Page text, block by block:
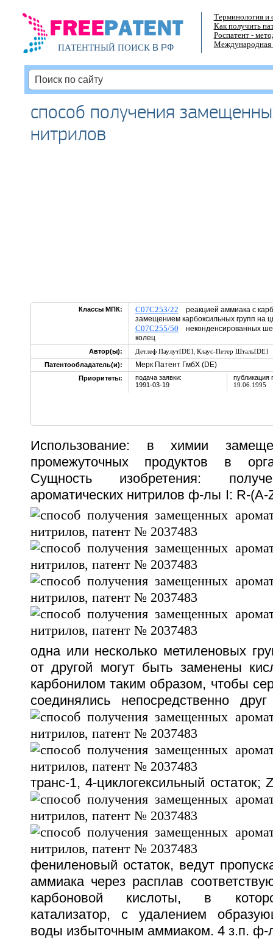
ПАТЕНТНЫЙ ПОИСКВ РФ
Терминология и
Как получить
Роспатент -
Международная
способ получения
нитрилов
Классы МПК: C07C253/22 реакцией аммиака с
замещением карбоксильных групп на
C07C255/50 неконденсированных
колец
Автор(ы): Детлеф Паулут[DE], Клаус-Петер Шталь[DE]
Патентообладатель(и):
Мерк Патент ГмбХ (DE)
Приоритеты:
подача заявки:
1991-03-19
публикация
19.06.1995
Использование: в химии
промежуточных продуктов в
Сущность изобретения:
ароматических нитрилов ф-лы I: R-(A-
одна или несколько метиленовых
от другой могут быть заменены
карбонилом таким образом, чтобы
соединялись непосредственно
транс-1, 4-циклогексильный остаток;
фениленовый остаток, ведут
аммиака через расплав
карбоновой кислоты, в
катализатор, с удалением
воды избыточным аммиаком. 4 з.п. ф-